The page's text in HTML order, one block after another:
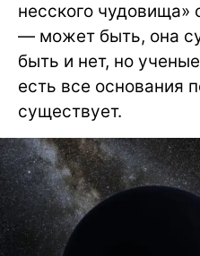
несского чудовища»
— может быть, она
быть и нет, но
есть все основания
существует.